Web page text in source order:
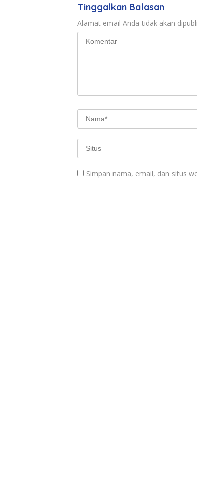
Tinggalkan Balasan
Alamat email Anda tidak akan
Simpan nama, email, dan situs